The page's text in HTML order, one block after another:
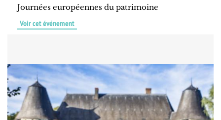
Journées européennes du patrimoine
Voir cet événement